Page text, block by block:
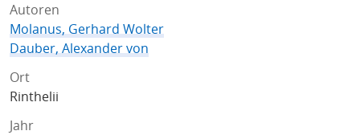
Autoren
Molanus, Gerhard Wolter
Dauber, Alexander von
Ort
Rinthelii
Jahr